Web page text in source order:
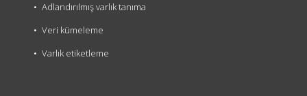
Adlandırılmış varlık tanıma
Veri kümeleme
Varlık etiketleme